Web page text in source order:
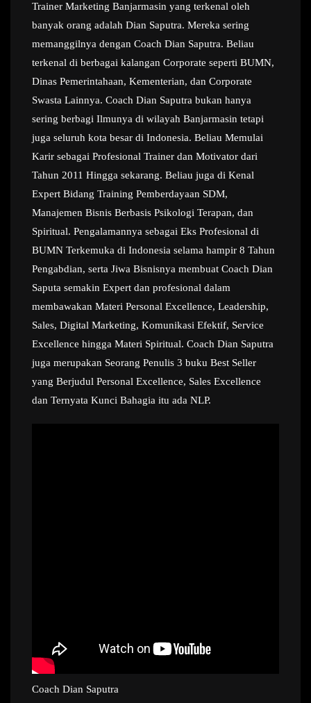
Trainer Marketing Banjarmasin yang terkenal oleh
banyak orang adalah Dian Saputra. Mereka sering
memanggilnya dengan Coach Dian Saputra. Beliau
terkenal di berbagai kalangan Corporate seperti BUMN,
Dinas Pemerintahaan, Kementerian, dan Corporate
Swasta Lainnya. Coach Dian Saputra bukan hanya
sering berbagi Ilmunya di wilayah Banjarmasin tetapi
juga seluruh kota besar di Indonesia. Beliau Memulai
Karir sebagai Profesional Trainer dan Motivator dari
Tahun 2011 Hingga sekarang. Beliau juga di Kenal
Expert Bidang Training Pemberdayaan SDM,
Manajemen Bisnis Berbasis Psikologi Terapan, dan
Spiritual. Pengalamannya sebagai Eks Profesional di
BUMN Terkemuka di Indonesia selama hampir 8 Tahun
Pengabdian, serta Jiwa Bisnisnya membuat Coach Dian
Saputa semakin Expert dan profesional dalam
membawakan Materi Personal Excellence, Leadership,
Sales, Digital Marketing, Komunikasi Efektif, Service
Excellence hingga Materi Spiritual. Coach Dian Saputra
juga merupakan Seorang Penulis 3 buku Best Seller
yang Berjudul Personal Excellence, Sales Excellence
dan Ternyata Kunci Bahagia itu ada NLP.
Coach Dian Saputra